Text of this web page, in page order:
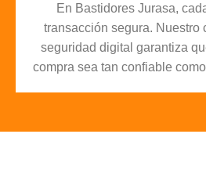
En Bastidores Jurasa,
transacción segura. Nuestro
seguridad digital garantiza
compra sea tan confiable